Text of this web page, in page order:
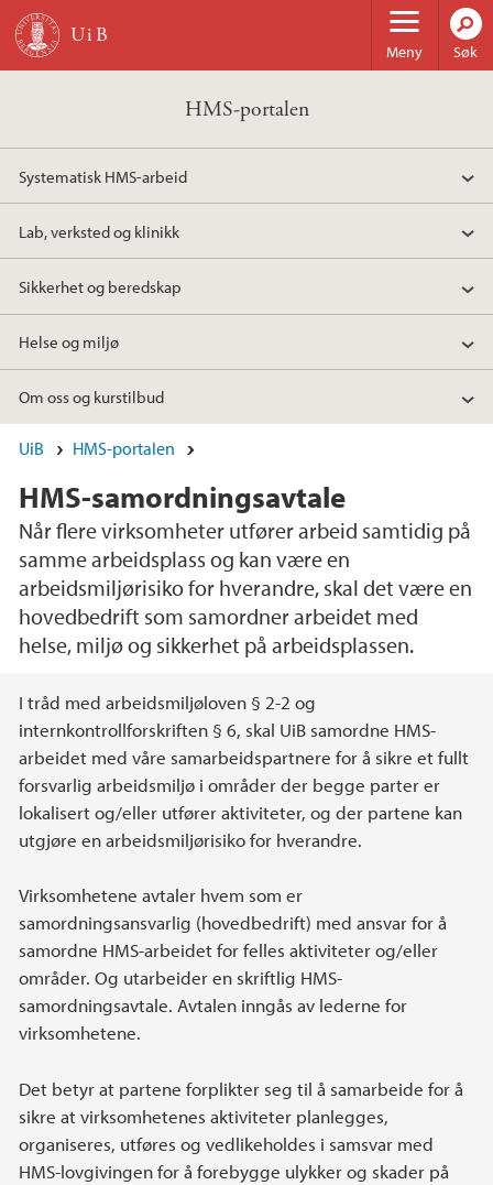
Hopp til hovedinnhold
Meny Søk
HMS-portalen
Systematisk HMS-arbeid
Lab, verksted og klinikk
Sikkerhet og beredskap
Helse og miljø
Om oss og kurstilbud
UiB HMS-portalen
HMS-samordningsavtale
Når flere virksomheter utfører arbeid samtidig på
samme arbeidsplass og kan være en
arbeidsmiljørisiko for hverandre, skal det være en
hovedbedrift som samordner arbeidet med
helse, miljø og sikkerhet på arbeidsplassen.
Hovedinnhold
I tråd med arbeidsmiljøloven § 2-2 og
internkontrollforskriften § 6, skal UiB samordne HMS-
arbeidet med våre samarbeidspartnere for å sikre et fullt
forsvarlig arbeidsmiljø i områder der begge parter er
lokalisert og/eller utfører aktiviteter, og der partene kan
utgjøre en arbeidsmiljørisiko for hverandre.
Virksomhetene avtaler hvem som er
samordningsansvarlig (hovedbedrift) med ansvar for å
samordne HMS-arbeidet for felles aktiviteter og/eller
områder. Og utarbeider en skriftlig HMS-
samordningsavtale. Avtalen inngås av lederne for
virksomhetene.
Det betyr at partene forplikter seg til å samarbeide for å
sikre at virksomhetenes aktiviteter planlegges,
organiseres, utføres og vedlikeholdes i samsvar med
HMS-lovgivingen for å forebygge ulykker og skader på